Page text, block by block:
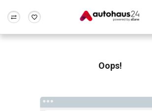
Rund um die Inzahlungnahme
Oops!